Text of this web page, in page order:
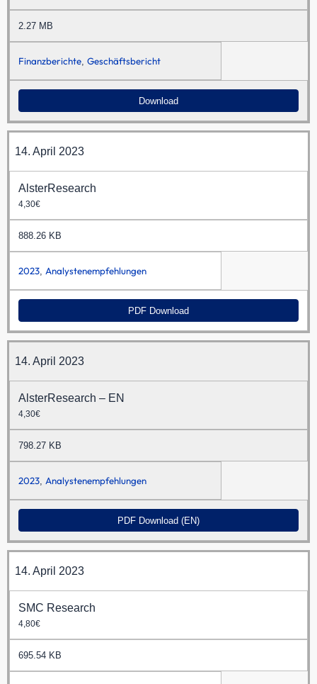
2.27 MB
Finanzberichte, Geschäftsbericht
Download
14. April 2023
AlsterResearch
4,30€
888.26 KB
2023, Analystenempfehlungen
PDF Download
14. April 2023
AlsterResearch – EN
4,30€
798.27 KB
2023, Analystenempfehlungen
PDF Download (EN)
14. April 2023
SMC Research
4,80€
695.54 KB